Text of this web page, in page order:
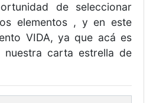
de seleccionar
elementos , y en este
VIDA, ya que acá es
nuestra carta estrella de